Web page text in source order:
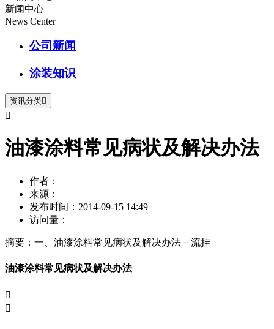
新闻中心
News Center
公司新闻
涂装知识
资讯分类

油漆涂料常见病状及解决办法
作者：
来源：
发布时间： 2014-09-15 14:49
访问量：
摘要： 一、油漆涂料常见病状及解决办法－流挂
油漆涂料常见病状及解决办法

